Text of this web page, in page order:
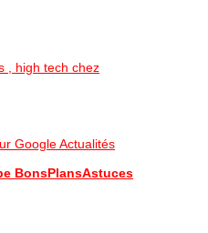
, high tech chez
Google Actualités
BonsPlansAstuces